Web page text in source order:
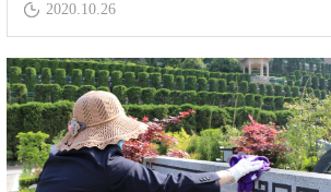
2020.10.26